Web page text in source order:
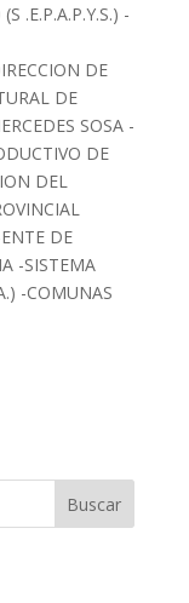
.E.P.A.P.Y.S.) -
DE
DE
SOSA -
DE
DEL
DE
-SISTEMA
-COMUNAS
Buscar